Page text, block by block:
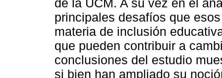
de la UCM. A su vez en el
principales desafíos que
materia de inclusión
que pueden contribuir a
conclusiones del estudio
si bien han ampliado su